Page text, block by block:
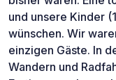
und unsere Kinder
wünschen. Wir
einzigen Gäste. In
Wandern und